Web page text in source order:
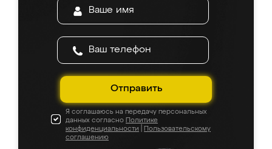
Отправить
Я соглашаюсь на передачу персональных
данных согласно Политике
конфиденциальности
Пользовательскому
соглашению